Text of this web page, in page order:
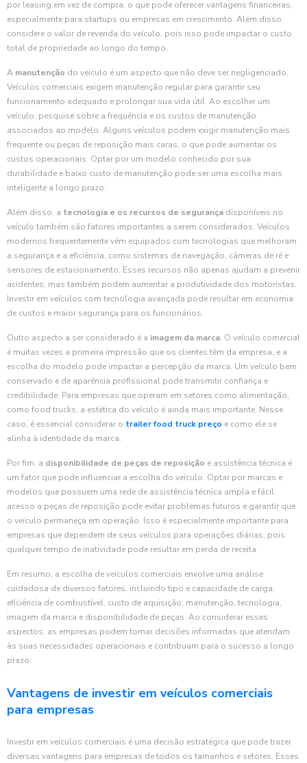
por leasing em vez de compra, o que pode oferecer vantagens financeiras,
especialmente para startups ou empresas em crescimento. Além disso,
considere o valor de revenda do veículo, pois isso pode impactar o custo
total de propriedade ao longo do tempo.
A manutenção do veículo é um aspecto que não deve ser negligenciado.
Veículos comerciais exigem manutenção regular para garantir seu
funcionamento adequado e prolongar sua vida útil. Ao escolher um
veículo, pesquise sobre a frequência e os custos de manutenção
associados ao modelo. Alguns veículos podem exigir manutenção mais
frequente ou peças de reposição mais caras, o que pode aumentar os
custos operacionais. Optar por um modelo conhecido por sua
durabilidade e baixo custo de manutenção pode ser uma escolha mais
inteligente a longo prazo.
Além disso, a tecnologia e os recursos de segurança disponíveis no
veículo também são fatores importantes a serem considerados. Veículos
modernos frequentemente vêm equipados com tecnologias que melhoram
a segurança e a eficiência, como sistemas de navegação, câmeras de ré e
sensores de estacionamento. Esses recursos não apenas ajudam a prevenir
acidentes, mas também podem aumentar a produtividade dos motoristas.
Investir em veículos com tecnologia avançada pode resultar em economia
de custos e maior segurança para os funcionários.
Outro aspecto a ser considerado é a imagem da marca. O veículo comercial
é muitas vezes a primeira impressão que os clientes têm da empresa, e a
escolha do modelo pode impactar a percepção da marca. Um veículo bem
conservado e de aparência profissional pode transmitir confiança e
credibilidade. Para empresas que operam em setores como alimentação,
como food trucks, a estética do veículo é ainda mais importante. Nesse
caso, é essencial considerar o trailer food truck preço e como ele se
alinha à identidade da marca.
Por fim, a disponibilidade de peças de reposição e assistência técnica é
um fator que pode influenciar a escolha do veículo. Optar por marcas e
modelos que possuem uma rede de assistência técnica ampla e fácil
acesso a peças de reposição pode evitar problemas futuros e garantir que
o veículo permaneça em operação. Isso é especialmente importante para
empresas que dependem de seus veículos para operações diárias, pois
qualquer tempo de inatividade pode resultar em perda de receita.
Em resumo, a escolha de veículos comerciais envolve uma análise
cuidadosa de diversos fatores, incluindo tipo e capacidade de carga,
eficiência de combustível, custo de aquisição, manutenção, tecnologia,
imagem da marca e disponibilidade de peças. Ao considerar esses
aspectos, as empresas podem tomar decisões informadas que atendam
às suas necessidades operacionais e contribuam para o sucesso a longo
prazo.
Vantagens de investir em veículos comerciais
para empresas
Investir em veículos comerciais é uma decisão estratégica que pode trazer
diversas vantagens para empresas de todos os tamanhos e setores. Esses